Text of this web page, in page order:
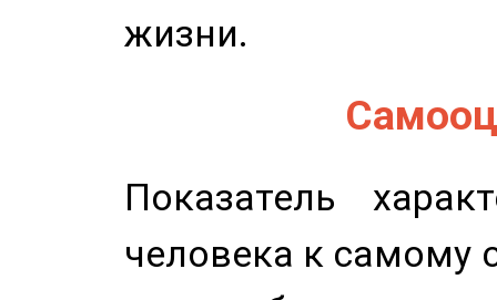
жизни.
Показатель
человека к самому